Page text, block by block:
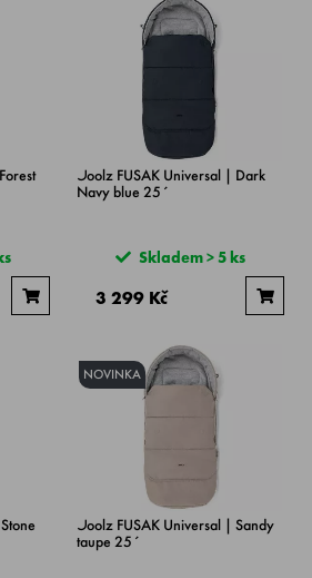
Joolz FUSAK Universal | Dark
Navy blue 25´
Skladem > 5 ks
3 299 Kč
NOVINKA
Joolz FUSAK Universal | Sandy
taupe 25´